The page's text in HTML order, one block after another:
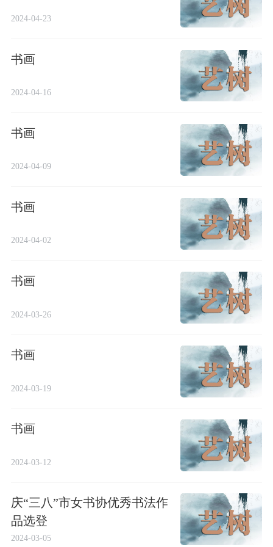
2024-04-23
书画
2024-04-16
书画
2024-04-09
书画
2024-04-02
书画
2024-03-26
书画
2024-03-19
书画
2024-03-12
庆“三八”市女书协优秀书法作
品选登
2024-03-05